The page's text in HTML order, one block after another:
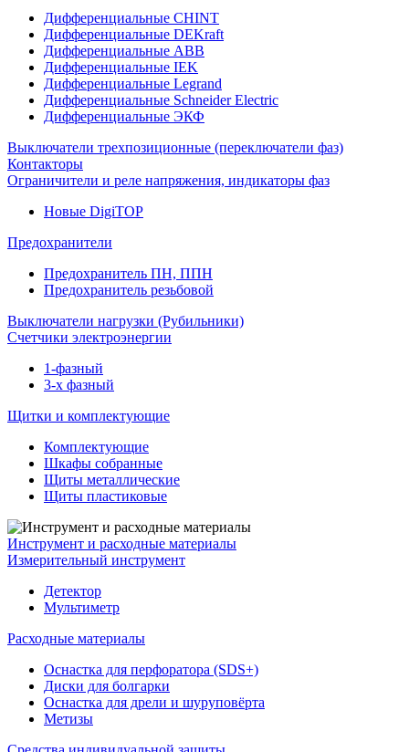
Дифференциальные CHINT
Дифференциальные DEKraft
Дифференциальные ABB
Дифференциальные IEK
Дифференциальные Legrand
Дифференциальные Schneider Electric
Дифференциальные ЭКФ
Выключатели трехпозиционные (переключатели фаз)
Контакторы
Ограничители и реле напряжения, индикаторы фаз
Новые DigiTOP
Предохранители
Предохранитель ПН, ППН
Предохранитель резьбовой
Выключатели нагрузки (Рубильники)
Счетчики электроэнергии
1-фазный
3-х фазный
Щитки и комплектующие
Комплектующие
Шкафы собранные
Щиты металлические
Щиты пластиковые
Инструмент и расходные материалы
Измерительный инструмент
Детектор
Мультиметр
Расходные материалы
Оснастка для перфоратора (SDS+)
Диски для болгарки
Оснастка для дрели и шуруповёрта
Метизы